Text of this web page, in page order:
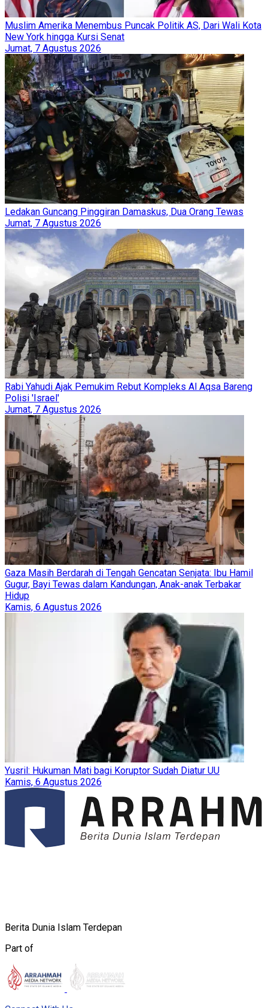
Muslim Amerika Menembus Puncak Politik AS, Dari Wali Kota
New York hingga Kursi Senat
Jumat, 7 Agustus 2026
Ledakan Guncang Pinggiran Damaskus, Dua Orang Tewas
Jumat, 7 Agustus 2026
Rabi Yahudi Ajak Pemukim Rebut Kompleks Al Aqsa Bareng
Polisi 'Israel'
Jumat, 7 Agustus 2026
Gaza Masih Berdarah di Tengah Gencatan Senjata: Ibu Hamil
Gugur, Bayi Tewas dalam Kandungan, Anak-anak Terbakar
Hidup
Kamis, 6 Agustus 2026
Yusril: Hukuman Mati bagi Koruptor Sudah Diatur UU
Kamis, 6 Agustus 2026
Berita Dunia Islam Terdepan
Part of